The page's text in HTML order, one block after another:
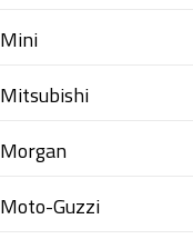
Mini
Mitsubishi
Morgan
Moto-Guzzi